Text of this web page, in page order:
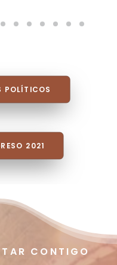
POLÍTICOS
2021
CONTIGO